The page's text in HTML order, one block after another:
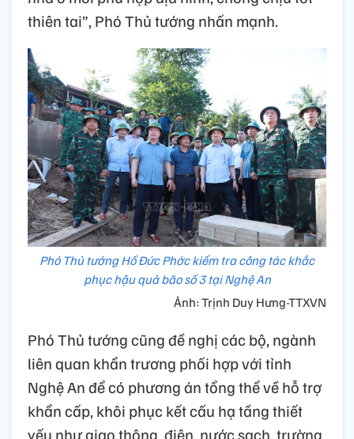
thiên tai”, Phó Thủ tướng nhấn mạnh.
Phó Thủ tướng Hồ Đức Phớc kiểm tra công tác khắc
phục hậu quả bão số 3 tại Nghệ An
Ảnh: Trịnh Duy Hưng-TTXVN
Phó Thủ tướng cũng đề nghị các bộ, ngành
liên quan khẩn trương phối hợp với tỉnh
Nghệ An để có phương án tổng thể về hỗ trợ
khẩn cấp, khôi phục kết cấu hạ tầng thiết
yếu như giao thông, điện, nước sạch, trường